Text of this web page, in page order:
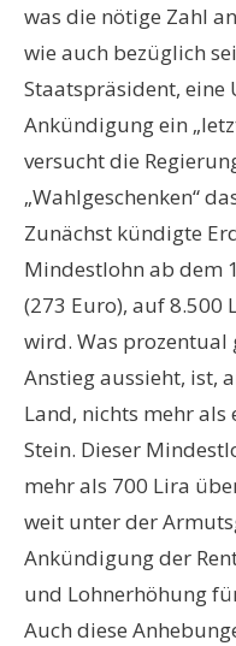
was die nötige Zahl
wie auch bezüglich
Staatspräsident, eine
Ankündigung ein
versucht die
„Wahlgeschenken“
Zunächst kündigte
Mindestlohn ab dem
(273 Euro), auf 8.500
wird. Was prozentual
Anstieg aussieht, ist,
Land, nichts mehr
Stein. Dieser
mehr als 700 Lira
weit unter der
Ankündigung der
und Lohnerhöhung
Auch diese